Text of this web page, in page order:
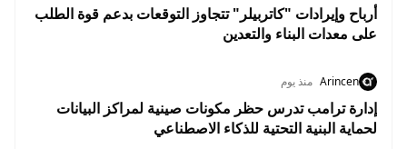
أرباح وإيرادات "كاتربيلر" تتجاوز التوقعات بدعم قوة الطلب
على معدات البناء والتعدين
Arincen منذ يوم
إدارة ترامب تدرس حظر مكونات صينية لمراكز البيانات
لحماية البنية التحتية للذكاء الاصطناعي